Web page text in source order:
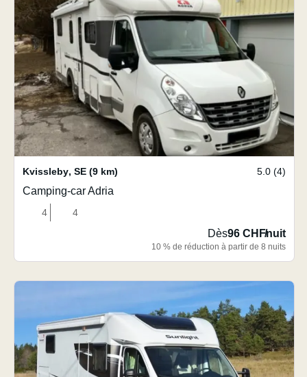
Kvissleby, SE (9 km) 5.0 (4)
Camping-car Adria
4 4
Dès96 CHF/nuit
10 % de réduction à partir de 8 nuits